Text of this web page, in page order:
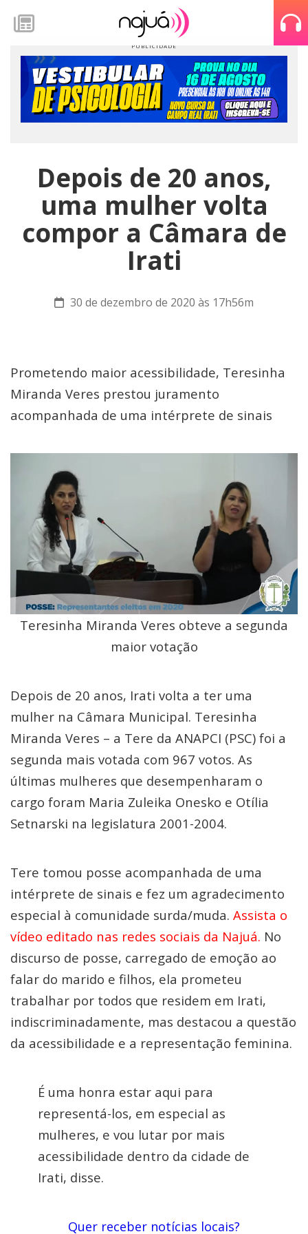
Depois de 20 anos,
uma mulher volta
compor a Câmara de
Irati
30 de dezembro de 2020 às 17h56m
Prometendo maior acessibilidade, Teresinha
Miranda Veres prestou juramento
acompanhada de uma intérprete de sinais
Teresinha Miranda Veres obteve a segunda
maior votação
Depois de 20 anos, Irati volta a ter uma
mulher na Câmara Municipal. Teresinha
Miranda Veres – a Tere da ANAPCI (PSC) foi a
segunda mais votada com 967 votos. As
últimas mulheres que desempenharam o
cargo foram Maria Zuleika Onesko e Otília
Setnarski na legislatura 2001-2004.
Tere tomou posse acompanhada de uma
intérprete de sinais e fez um agradecimento
especial à comunidade surda/muda. Assista o
vídeo editado nas redes sociais da Najuá. No
discurso de posse, carregado de emoção ao
falar do marido e filhos, ela prometeu
trabalhar por todos que residem em Irati,
indiscriminadamente, mas destacou a questão
da acessibilidade e a representação feminina.
É uma honra estar aqui para
representá-los, em especial as
mulheres, e vou lutar por mais
acessibilidade dentro da cidade de
Irati, disse.
Quer receber notícias locais?